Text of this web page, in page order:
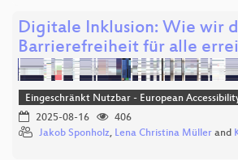
Digitale Inklusion: Wie wir
Barrierefreiheit für alle
Eingeschränkt Nutzbar - European
2025-08-16
406
Jakob Sponholz, Lena Christina Müller and